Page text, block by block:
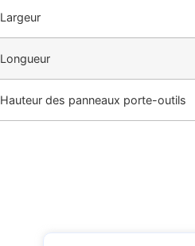
Largeur
Longueur
Hauteur des panneaux porte-outils